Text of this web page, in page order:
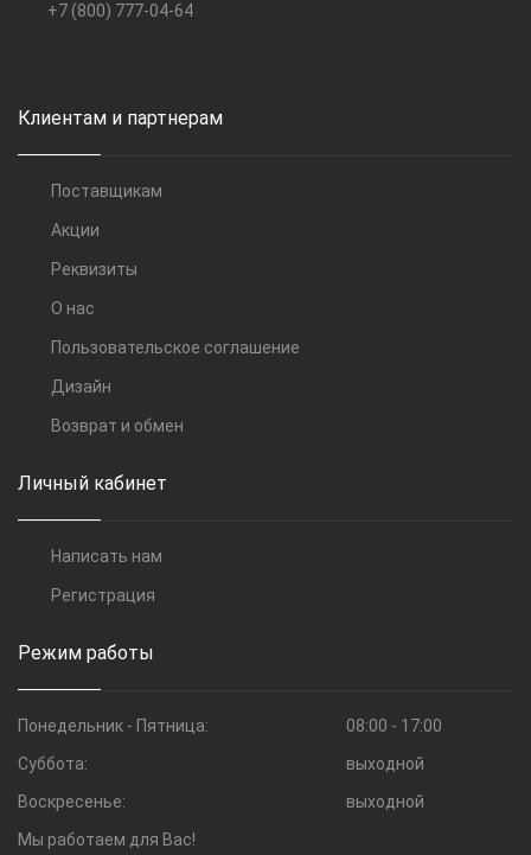
+7 (800) 777-04-64
Клиентам и партнерам
Поставщикам
Акции
Реквизиты
О нас
Пользовательское соглашение
Дизайн
Возврат и обмен
Личный кабинет
Написать нам
Регистрация
Режим работы
Понедельник - Пятница:
08:00 - 17:00
Суббота:
выходной
Воскресенье:
выходной
Мы работаем для Вас!